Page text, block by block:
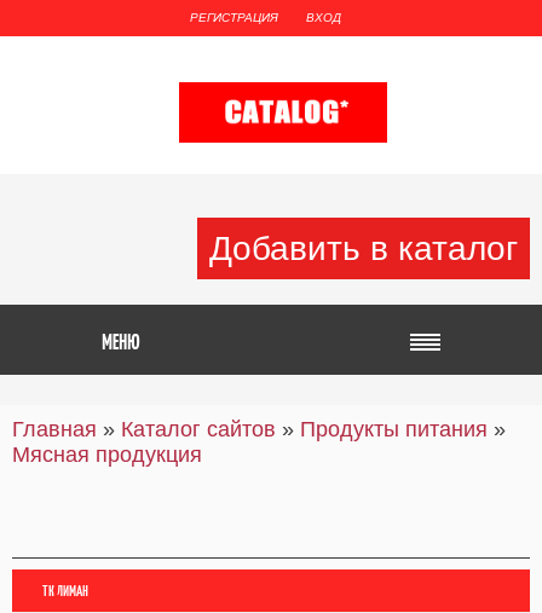
РЕГИСТРАЦИЯ ВХОД
Добавить в каталог
Главная » Каталог сайтов » Продукты питания »
Мясная продукция
ТК ЛИМАН